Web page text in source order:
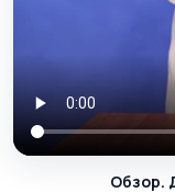
Обзор.